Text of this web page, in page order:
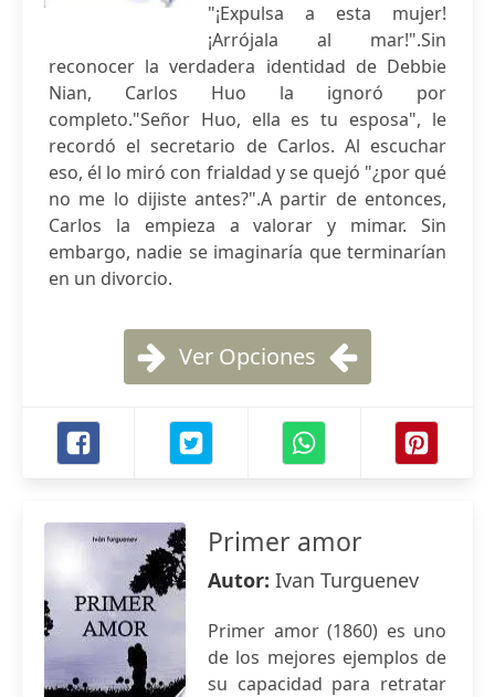
"¡Expulsa a esta mujer!
¡Arrójala al mar!".Sin
reconocer la verdadera identidad de Debbie
Nian, Carlos Huo la ignoró por
completo."Señor Huo, ella es tu esposa", le
recordó el secretario de Carlos. Al escuchar
eso, él lo miró con frialdad y se quejó "¿por qué
no me lo dijiste antes?".A partir de entonces,
Carlos la empieza a valorar y mimar. Sin
embargo, nadie se imaginaría que terminarían
en un divorcio.
Ver Opciones
Primer amor
Autor: Ivan Turguenev
Primer amor (1860) es uno
de los mejores ejemplos de
su capacidad para retratar